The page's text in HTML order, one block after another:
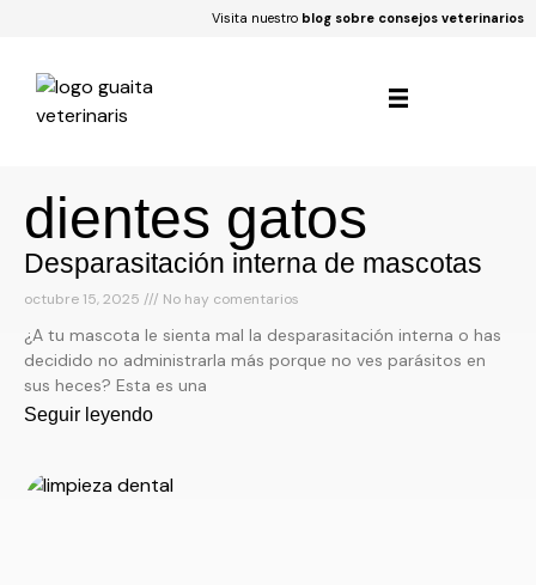
Visita nuestro blog sobre consejos veterinarios
dientes gatos
Desparasitación interna de mascotas
octubre 15, 2025 No hay comentarios
¿A tu mascota le sienta mal la desparasitación interna o has
decidido no administrarla más porque no ves parásitos en
sus heces? Esta es una
Seguir leyendo